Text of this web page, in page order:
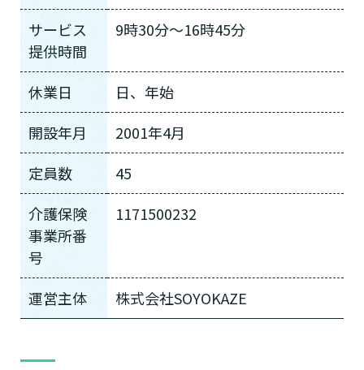
サービス
提供時間
9時30分〜16時45分
休業日
日、年始
開設年月
2001年4月
定員数
45
介護保険
事業所番
号
1171500232
運営主体 株式会社SOYOKAZE